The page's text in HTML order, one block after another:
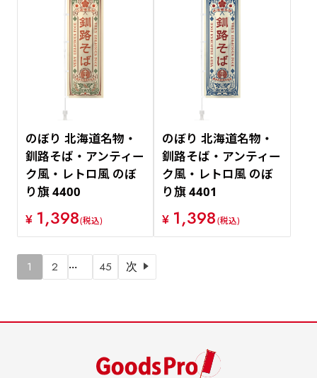
のぼり 北海道名物・
釧路そば・アンティー
ク風・レトロ風 のぼ
り旗 4400
¥ 1,398(税込)
のぼり 北海道名物・
釧路そば・アンティー
ク風・レトロ風 のぼ
り旗 4401
¥ 1,398(税込)
1 2 … 45 次